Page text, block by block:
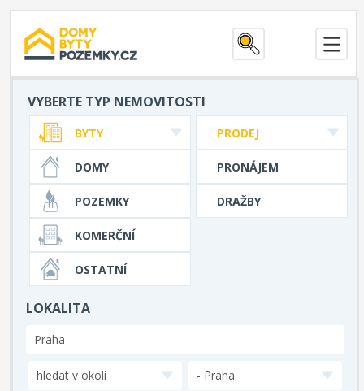
VYBERTE TYP NEMOVITOSTI
PRODEJ
PRONÁJEM
DRAŽBY
BYTY
DOMY
POZEMKY
KOMERČNÍ
OSTATNÍ
LOKALITA
hledat v okolí - Praha